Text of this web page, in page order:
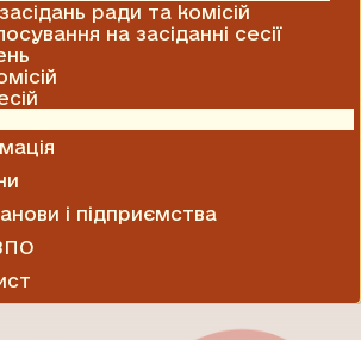
ради та комісій
на засіданні сесії
і підприємства